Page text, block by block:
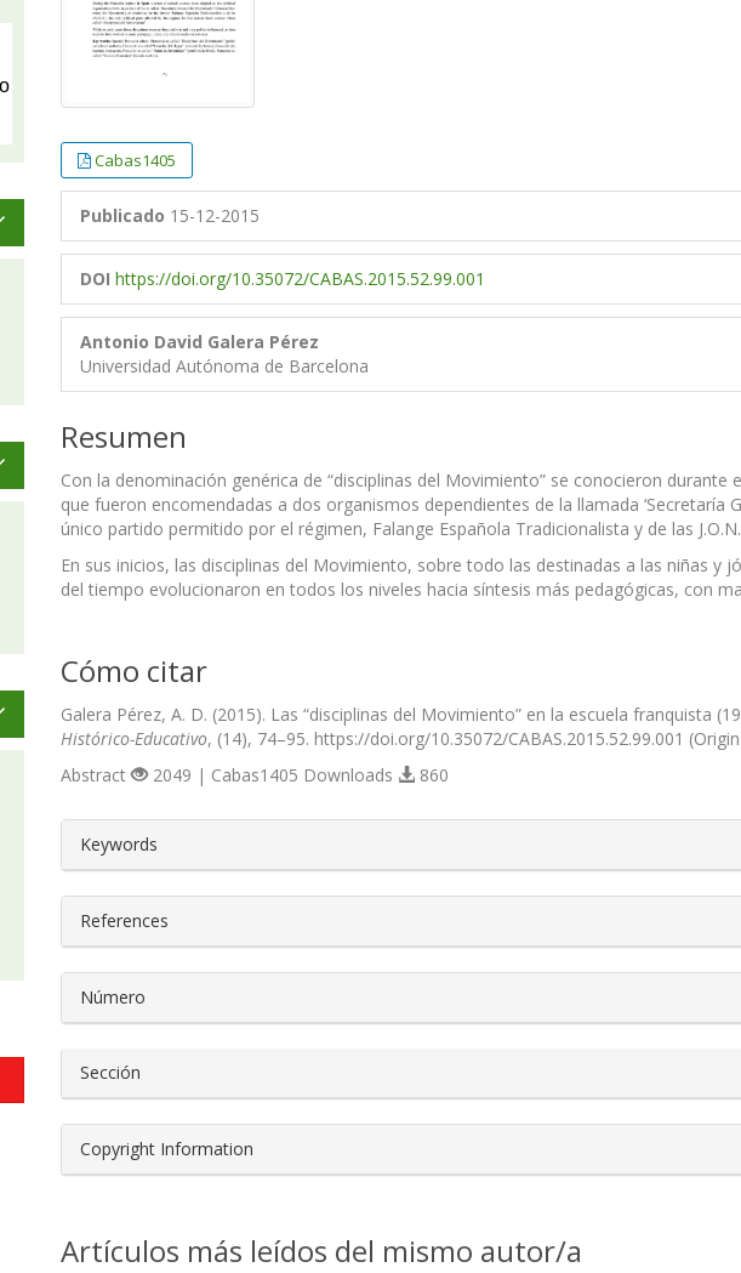
Cabas1405
Publicado 15-12-2015
DOI https://doi.org/10.35072/CABAS.2015.52.99.001
Antonio David Galera Pérez
Universidad Autónoma de Barcelona
Resumen
Con la denominación genérica de “disciplinas del Movimiento” se conocieron
que fueron encomendadas a dos organismos dependientes de la llamada
único partido permitido por el régimen, Falange Española Tradicionalista y de las
En sus inicios, las disciplinas del Movimiento, sobre todo las destinadas a las niñas
del tiempo evolucionaron en todos los niveles hacia síntesis más pedagógicas, con
Cómo citar
Galera Pérez, A. D. (2015). Las “disciplinas del Movimiento” en la escuela franquista
Histórico-Educativo, (14), 74–95. https://doi.org/10.35072/CABAS.2015.52.99.001
Abstract 2049 | Cabas1405 Downloads 860
##plugins.themes.bootstrap3.article.details##
Keywords
References
Número
Sección
Copyright Information
Artículos más leídos del mismo autor/a